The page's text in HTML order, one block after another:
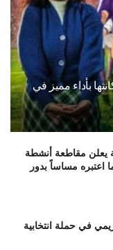
بأداء مميز في
يعلن مقاطعة أنشطة
مساساً بدور
في حملة انتخابية